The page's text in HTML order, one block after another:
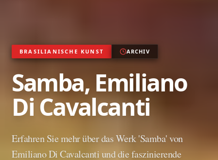
BRASILIANISCHE KUNST ARCHIV
Samba, Emiliano
Di Cavalcanti
Erfahren Sie mehr über das Werk 'Samba' von
Emiliano Di Cavalcanti und die faszinierende